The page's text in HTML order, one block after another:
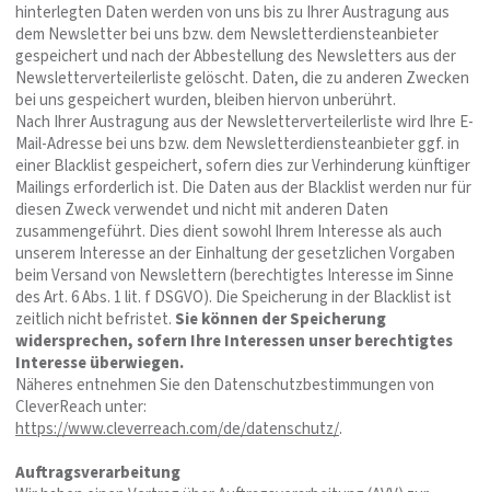
hinterlegten Daten werden von uns bis zu Ihrer Austragung aus
dem Newsletter bei uns bzw. dem Newsletterdiensteanbieter
gespeichert und nach der Abbestellung des Newsletters aus der
Newsletterverteilerliste gelöscht. Daten, die zu anderen Zwecken
bei uns gespeichert wurden, bleiben hiervon unberührt.
Nach Ihrer Austragung aus der Newsletterverteilerliste wird Ihre E-
Mail-Adresse bei uns bzw. dem Newsletterdiensteanbieter ggf. in
einer Blacklist gespeichert, sofern dies zur Verhinderung künftiger
Mailings erforderlich ist. Die Daten aus der Blacklist werden nur für
diesen Zweck verwendet und nicht mit anderen Daten
zusammengeführt. Dies dient sowohl Ihrem Interesse als auch
unserem Interesse an der Einhaltung der gesetzlichen Vorgaben
beim Versand von Newslettern (berechtigtes Interesse im Sinne
des Art. 6 Abs. 1 lit. f DSGVO). Die Speicherung in der Blacklist ist
zeitlich nicht befristet. Sie können der Speicherung
widersprechen, sofern Ihre Interessen unser berechtigtes
Interesse überwiegen.
Näheres entnehmen Sie den Datenschutzbestimmungen von
CleverReach unter:
https://www.cleverreach.com/de/datenschutz/.
Auftragsverarbeitung